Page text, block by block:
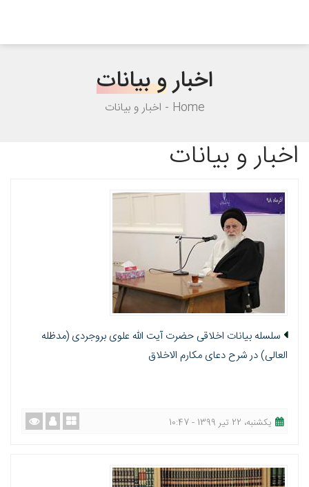
اخبارو بیانات
Home اخبار و بیانات
اخبار و بیانات
سلسله بيانات اخلاقی حضرت آيت الله علوی بروجردی (مدظله
العالی) در شرح دعای مكارم الاخلاق
یکشنبه، 22 تیر 1399 - 10:47